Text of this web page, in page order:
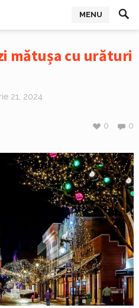
MENU
mătușa cu urături
21, 2024
0
0